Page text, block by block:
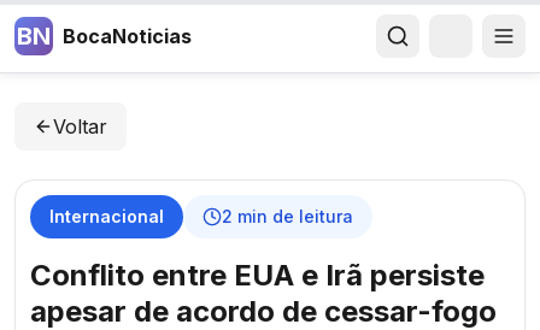
BN BocaNoticias
Voltar
Internacional 2 min de leitura
Conflito entre EUA e Irã persiste
apesar de acordo de cessar-fogo